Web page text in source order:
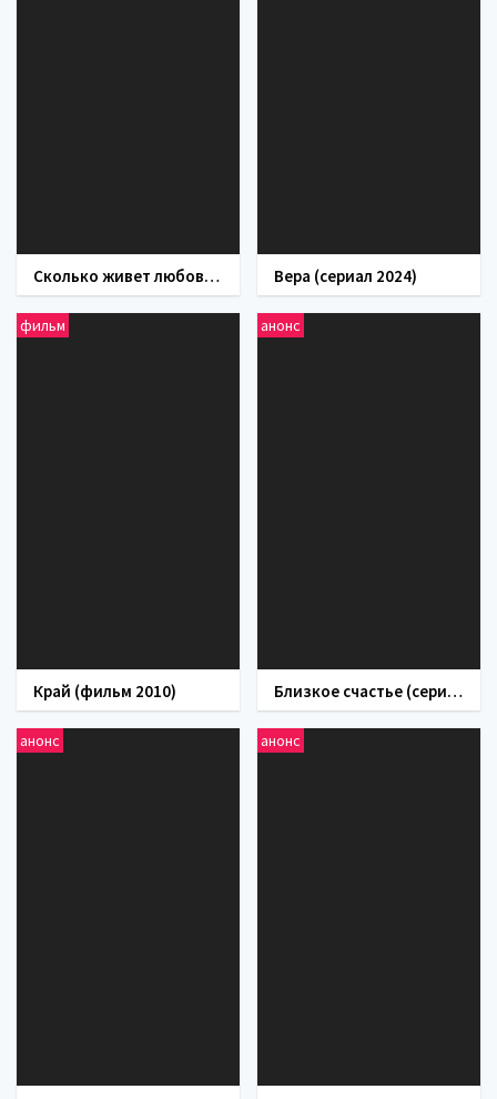
Сколько живет любовь (сериал 2019) Вера (сериал 2024)
фильм
Край (фильм 2010)
анонс
Близкое счастье (сериал 2024)
анонс анонс